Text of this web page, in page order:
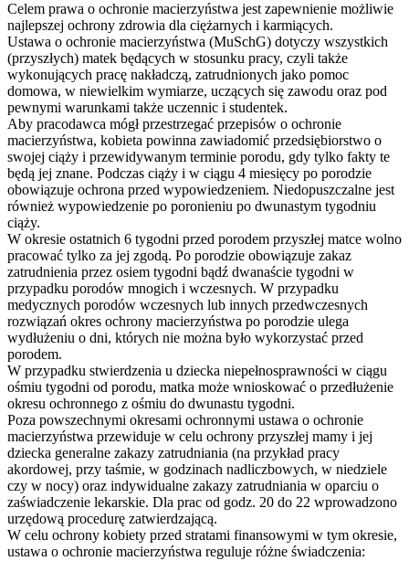
Celem prawa o ochronie macierzyństwa jest zapewnienie możliwie
najlepszej ochrony zdrowia dla ciężarnych i karmiących.
Ustawa o ochronie macierzyństwa (MuSchG) dotyczy wszystkich
(przyszłych) matek będących w stosunku pracy, czyli także
wykonujących pracę nakładczą, zatrudnionych jako pomoc
domowa, w niewielkim wymiarze, uczących się zawodu oraz pod
pewnymi warunkami także uczennic i studentek.
Aby pracodawca mógł przestrzegać przepisów o ochronie
macierzyństwa, kobieta powinna zawiadomić przedsiębiorstwo o
swojej ciąży i przewidywanym terminie porodu, gdy tylko fakty te
będą jej znane. Podczas ciąży i w ciągu 4 miesięcy po porodzie
obowiązuje ochrona przed wypowiedzeniem. Niedopuszczalne jest
również wypowiedzenie po poronieniu po dwunastym tygodniu
ciąży.
W okresie ostatnich 6 tygodni przed porodem przyszłej matce wolno
pracować tylko za jej zgodą. Po porodzie obowiązuje zakaz
zatrudnienia przez osiem tygodni bądź dwanaście tygodni w
przypadku porodów mnogich i wczesnych. W przypadku
medycznych porodów wczesnych lub innych przedwczesnych
rozwiązań okres ochrony macierzyństwa po porodzie ulega
wydłużeniu o dni, których nie można było wykorzystać przed
porodem.
W przypadku stwierdzenia u dziecka niepełnosprawności w ciągu
ośmiu tygodni od porodu, matka może wnioskować o przedłużenie
okresu ochronnego z ośmiu do dwunastu tygodni.
Poza powszechnymi okresami ochronnymi ustawa o ochronie
macierzyństwa przewiduje w celu ochrony przyszłej mamy i jej
dziecka generalne zakazy zatrudniania (na przykład pracy
akordowej, przy taśmie, w godzinach nadliczbowych, w niedziele
czy w nocy) oraz indywidualne zakazy zatrudniania w oparciu o
zaświadczenie lekarskie. Dla prac od godz. 20 do 22 wprowadzono
urzędową procedurę zatwierdzającą.
W celu ochrony kobiety przed stratami finansowymi w tym okresie,
ustawa o ochronie macierzyństwa reguluje różne świadczenia: